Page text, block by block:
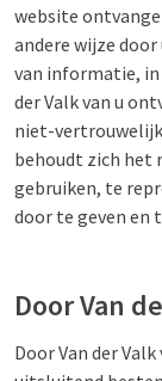
website
andere wijze
van informatie, in
der Valk van u
niet-vertrouwelijk
behoudt zich het
gebruiken, te
door te geven en
Door Van
Door Van der